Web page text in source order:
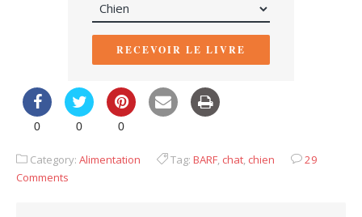
RECEVOIR LE LIVRE
0 0 0
Category: Alimentation Tag: BARF chat chien
29
Comments